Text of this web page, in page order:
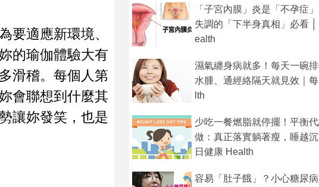
要適應新環境、
的瑜伽體驗大有
滑稽。每個人第
會聯想到什麼其
讓妳發笑，也是
「子宮內膜」炎是「不孕症
失調的「下半身真相」必看
ealth
濕氣纏身病就多！每天一碗
水腫、通經絡隔天就見效｜
lth
少吃一餐燃脂就停擺！平衡
做：真正落實躺著瘦，睡越
日健康 Health
容易「肚子餓」？小心糖尿